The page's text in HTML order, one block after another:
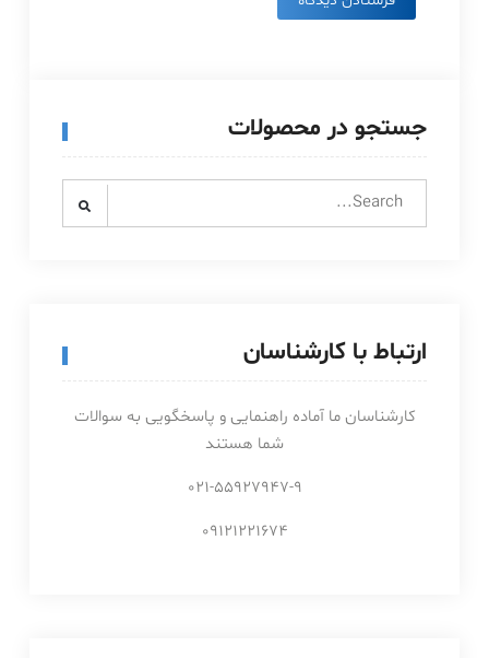
جستجو در محصولات
Search
ارتباط با کارشناسان
کارشناسان ما آماده راهنمایی و پاسخگویی به سوالات
شما هستند
021-55927947-9
09121221674